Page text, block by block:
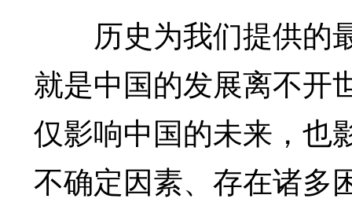
历史为我们提供的
就是中国的发展离不开
仅影响中国的未来，也
不确定因素、存在诸多